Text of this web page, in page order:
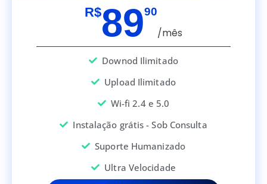
R$8990
/mês
Downod Ilimitado
Upload Ilimitado
Wi-fi 2.4 e 5.0
Instalação grátis - Sob Consulta
Suporte Humanizado
Ultra Velocidade